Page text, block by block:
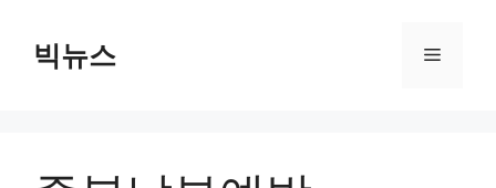
빅뉴스 메